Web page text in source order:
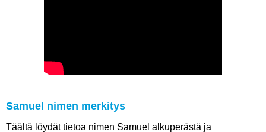
Samuel nimen merkitys
Täältä löydät tietoa nimen Samuel alkuperästä ja